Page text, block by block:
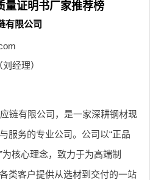
量证明书厂家推荐榜
有限公司
经理）
链有限公司，是一家深耕钢材现
服务的专业公司。公司以“正品
核心理念，致力于为高端制
类客户提供从选材到交付的一站